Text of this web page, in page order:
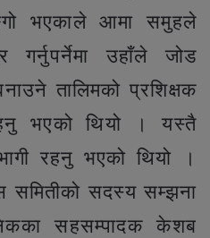
भएकाले आमा समुहले
गर्नुपर्नेमा उहाँले जोड
तालिमको प्रशिक्षक
भएको थियो । यस्तै
रहनु भएको थियो ।
समितीको सदस्य सम्झना
सहसम्पादक केशब